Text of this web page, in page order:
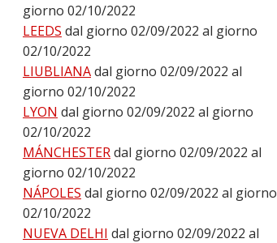
giorno 02/10/2022
LEEDS dal giorno 02/09/2022 al giorno
02/10/2022
LIUBLIANAdal giorno 02/09/2022 al
giorno 02/10/2022
LYON dal giorno 02/09/2022 al giorno
02/10/2022
MÁNCHESTERdal giorno 02/09/2022 al
giorno 02/10/2022
NÁPOLES dal giorno 02/09/2022 al giorno
02/10/2022
NUEVA DELHI dal giorno 02/09/2022 al